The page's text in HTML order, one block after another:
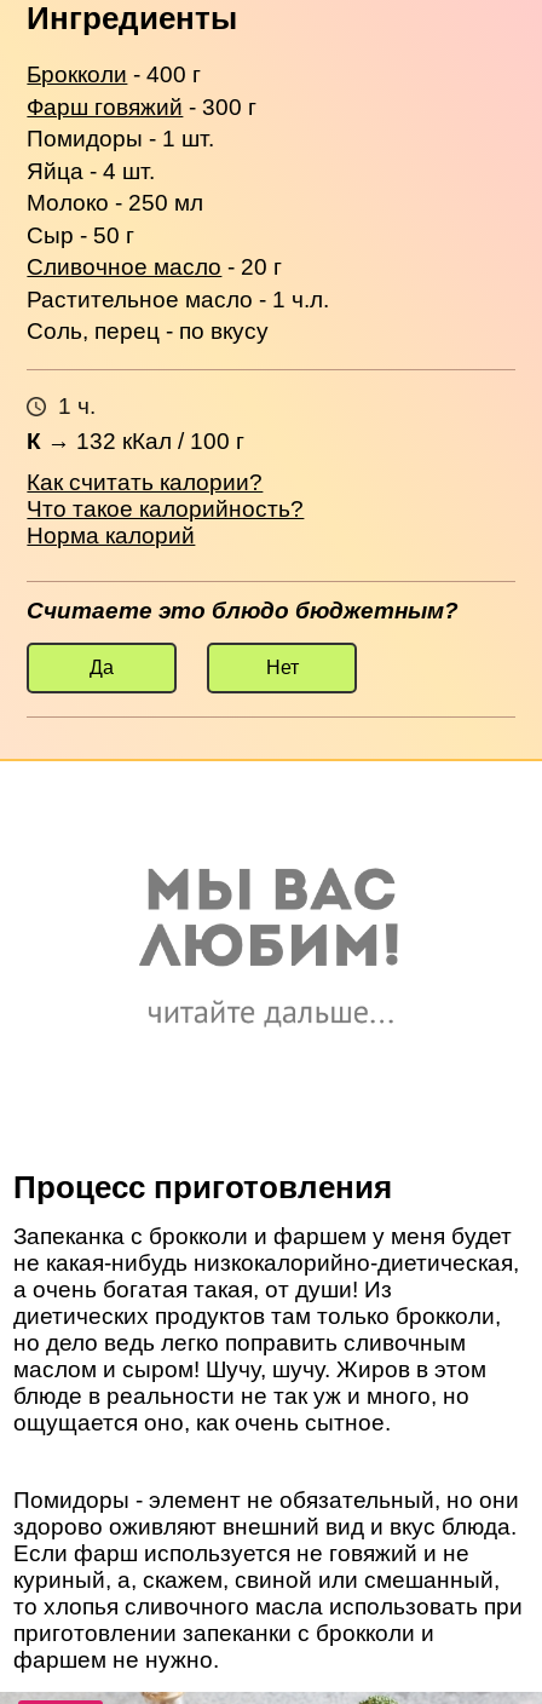
Ингредиенты
Брокколи - 400 г
Фарш говяжий - 300 г
Помидоры - 1 шт.
Яйца - 4 шт.
Молоко - 250 мл
Сыр - 50 г
Сливочное масло - 20 г
Растительное масло - 1 ч.л.
Соль, перец - по вкусу
1 ч.
К → 132 кКал / 100 г
Как считать калории?
Что такое калорийность?
Норма калорий
Считаете это блюдо бюджетным?
Да Нет
Процесс приготовления
Запеканка с брокколи и фаршем у меня будет
не какая-нибудь низкокалорийно-диетическая,
а очень богатая такая, от души! Из
диетических продуктов там только брокколи,
но дело ведь легко поправить сливочным
маслом и сыром! Шучу, шучу. Жиров в этом
блюде в реальности не так уж и много, но
ощущается оно, как очень сытное.
Помидоры - элемент не обязательный, но они
здорово оживляют внешний вид и вкус блюда.
Если фарш используется не говяжий и не
куриный, а, скажем, свиной или смешанный,
то хлопья сливочного масла использовать при
приготовлении запеканки с брокколи и
фаршем не нужно.